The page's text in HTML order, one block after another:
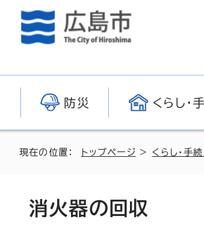
防災 くらし・
現在の位置： トップページ > くらし・手
消火器の回収